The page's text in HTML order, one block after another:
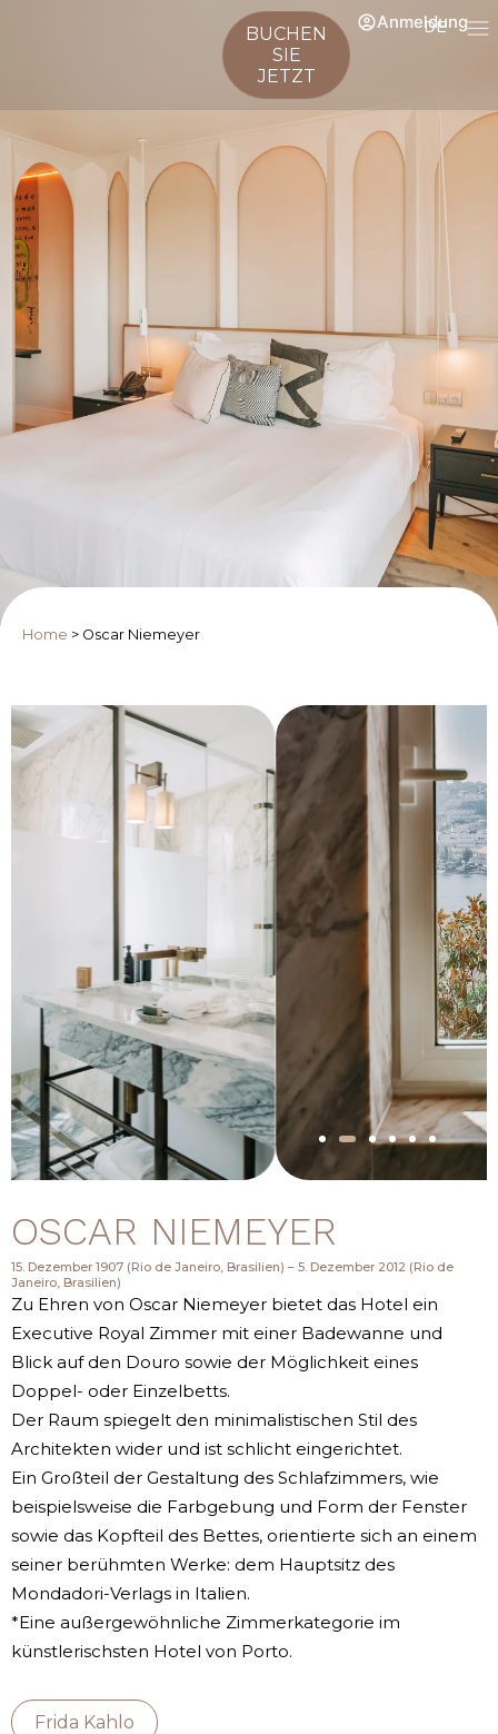
DE
Anmeldung
BUCHEN
SIE
JETZT
Home > Oscar Niemeyer
OSCAR NIEMEYER
15. Dezember 1907 (Rio de Janeiro, Brasilien) – 5. Dezember 2012 (Rio de
Janeiro, Brasilien)
Zu Ehren von Oscar Niemeyer bietet das Hotel ein
Executive Royal Zimmer mit einer Badewanne und
Blick auf den Douro sowie der Möglichkeit eines
Doppel- oder Einzelbetts.
Der Raum spiegelt den minimalistischen Stil des
Architekten wider und ist schlicht eingerichtet.
Ein Großteil der Gestaltung des Schlafzimmers, wie
beispielsweise die Farbgebung und Form der Fenster
sowie das Kopfteil des Bettes, orientierte sich an einem
seiner berühmten Werke: dem Hauptsitz des
Mondadori-Verlags in Italien.
*Eine außergewöhnliche Zimmerkategorie im
künstlerischsten Hotel von Porto.
Frida Kahlo